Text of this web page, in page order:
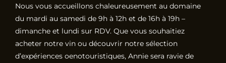
Nous vous accueillons chaleureusement au domaine
du mardi au samedi de 9h à 12h et de 16h à 19h –
dimanche et lundi sur RDV. Que vous souhaitiez
acheter notre vin ou découvrir notre sélection
d’expériences oenotouristiques, Annie sera ravie de